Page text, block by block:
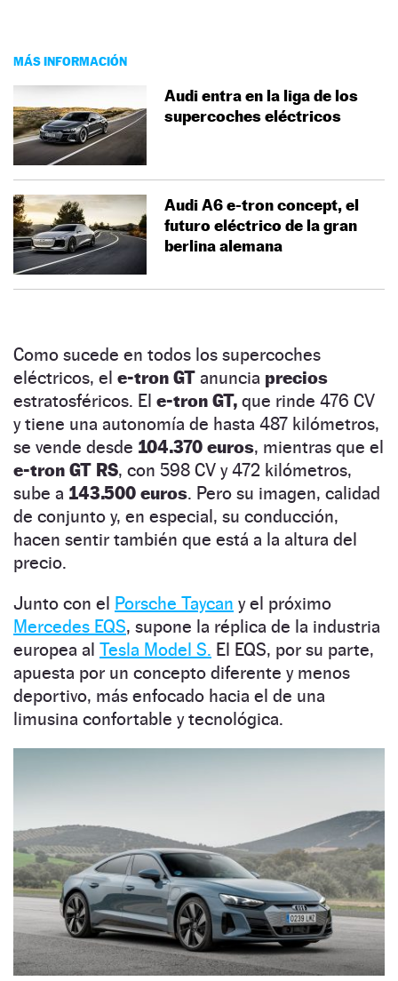
MÁS INFORMACIÓN
Audi entra en la liga de los
supercoches eléctricos
Audi A6 e-tron concept, el
futuro eléctrico de la gran
berlina alemana
Como sucede en todos los supercoches
eléctricos, el e-tron GT anuncia precios
estratosféricos. El e-tron GT, que rinde 476 CV
y tiene una autonomía de hasta 487 kilómetros,
se vende desde 104.370 euros, mientras que el
e-tron GT RS, con 598 CV y 472 kilómetros,
sube a 143.500 euros. Pero su imagen, calidad
de conjunto y, en especial, su conducción,
hacen sentir también que está a la altura del
precio.
Junto con el Porsche Taycan y el próximo
Mercedes EQS, supone la réplica de la industria
europea al Tesla Model S. El EQS, por su parte,
apuesta por un concepto diferente y menos
deportivo, más enfocado hacia el de una
limusina confortable y tecnológica.